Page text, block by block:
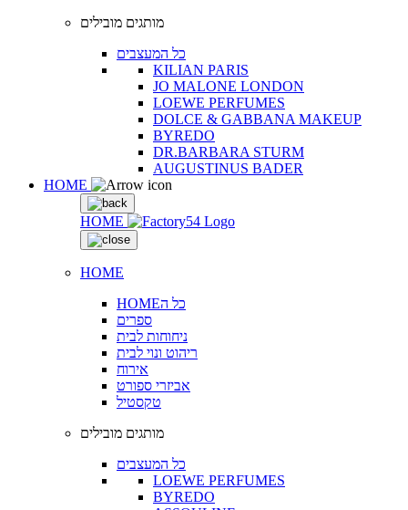
מותגים מובילים
כל המעצבים
KILIAN PARIS
JO MALONE LONDON
LOEWE PERFUMES
DOLCE & GABBANA MAKEUP
BYREDO
DR.BARBARA STURM
AUGUSTINUS BADER
HOME
HOME
HOME
HOMEכל ה
ספרים
ניחוחות לבית
ריהוט ונוי לבית
אירוח
אביזרי ספורט
טקסטיל
מותגים מובילים
כל המעצבים
LOEWE PERFUMES
BYREDO